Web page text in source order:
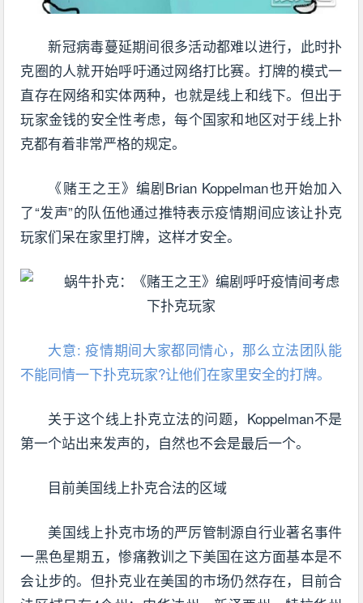
新冠病毒蔓延期间很多活动都难以进行，此时扑
克圈的人就开始呼吁通过网络打比赛。打牌的模式一
直存在网络和实体两种，也就是线上和线下。但出于
玩家金钱的安全性考虑，每个国家和地区对于线上扑
克都有着非常严格的规定。
《赌王之王》编剧Brian Koppelman也开始加入
了“发声”的队伍他通过推特表示疫情期间应该让扑克
玩家们呆在家里打牌，这样才安全。
大意: 疫情期间大家都同情心，那么立法团队能
不能同情一下扑克玩家?让他们在家里安全的打牌。
关于这个线上扑克立法的问题，Koppelman不是
第一个站出来发声的，自然也不会是最后一个。
目前美国线上扑克合法的区域
美国线上扑克市场的严厉管制源自行业著名事件
一黑色星期五，惨痛教训之下美国在这方面基本是不
会让步的。但扑克业在美国的市场仍然存在，目前合